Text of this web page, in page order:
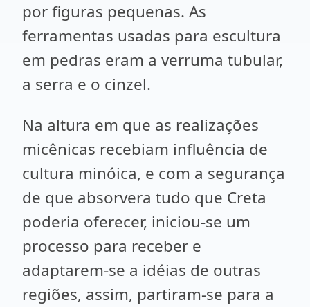
por figuras pequenas. As
ferramentas usadas para escultura
em pedras eram a verruma tubular,
a serra e o cinzel.
Na altura em que as realizações
micênicas recebiam influência de
cultura minóica, e com a segurança
de que absorvera tudo que Creta
poderia oferecer, iniciou-se um
processo para receber e
adaptarem-se a idéias de outras
regiões, assim, partiram-se para a